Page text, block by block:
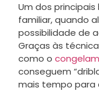
Um dos
familiar, quando
possibilidade de
Graças às
como o
conseguem
mais tempo para